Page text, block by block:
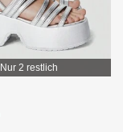
Nur 2 restlich